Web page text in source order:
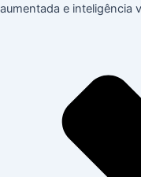
aumentada e inteligência